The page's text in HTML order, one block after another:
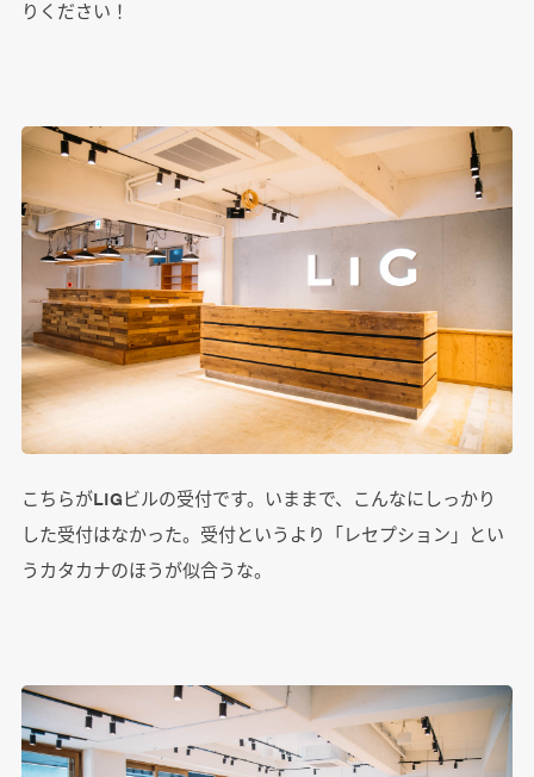
りください！
こちらがLIGビルの受付です。いままで、こんなにしっかり
した受付はなかった。受付というより「レセプション」とい
うカタカナのほうが似合うな。